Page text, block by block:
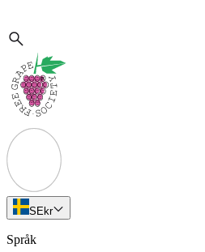
SEkr
Språk